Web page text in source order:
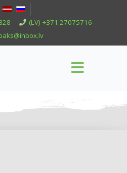
(LV) +371 27075716